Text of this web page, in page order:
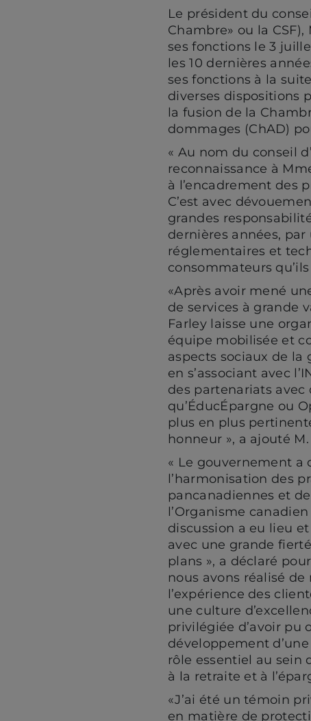
Le président du
Chambre» ou la
ses fonctions le 3
les 10 dernières
ses fonctions à la
diverses dispositions
la fusion de la
dommages (ChAD)
« Au nom du conseil
reconnaissance à
à l’encadrement des
C’est avec
grandes
dernières années,
réglementaires et
consommateurs
«Après avoir mené
de services à grande
Farley laisse une
équipe mobilisée et
aspects sociaux de la
en s’associant avec
des partenariats
qu’ÉducÉpargne ou
plus en plus
honneur », a ajouté M.
« Le gouvernement
l’harmonisation des
pancanadiennes et
l’Organisme
discussion a eu lieu
avec une grande
plans », a déclaré
nous avons réalisé
l’expérience des
une culture
privilégiée d’avoir
développement
rôle essentiel au sein
à la retraite et à
«J’ai été un témoin
en matière de